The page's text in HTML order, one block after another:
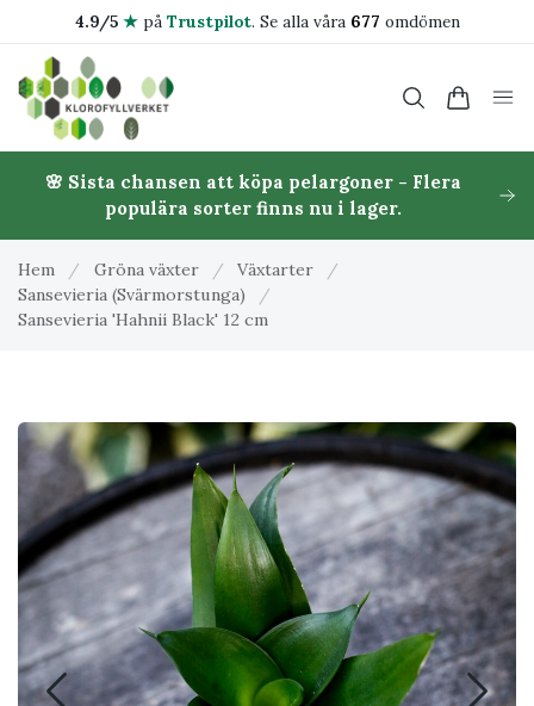
4.9/5 ★på Trustpilot. Se alla våra 677 omdömen
🌸 Sista chansen att köpa pelargoner - Flera
populära sorter finns nu i lager.
Hem / Gröna växter / Växtarter
/
Sansevieria (Svärmorstunga)
/
Sansevieria 'Hahnii Black' 12 cm